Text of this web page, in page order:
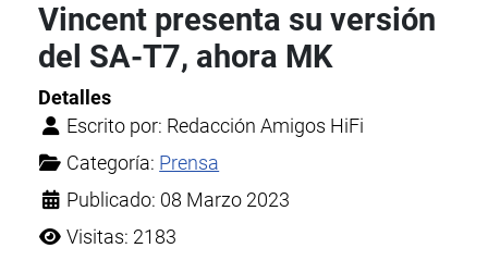
Vincent presenta su versión
del SA-T7, ahora MK
Detalles
Escrito por: Redacción Amigos HiFi
Categoría: Prensa
Publicado: 08 Marzo 2023
Visitas: 2183